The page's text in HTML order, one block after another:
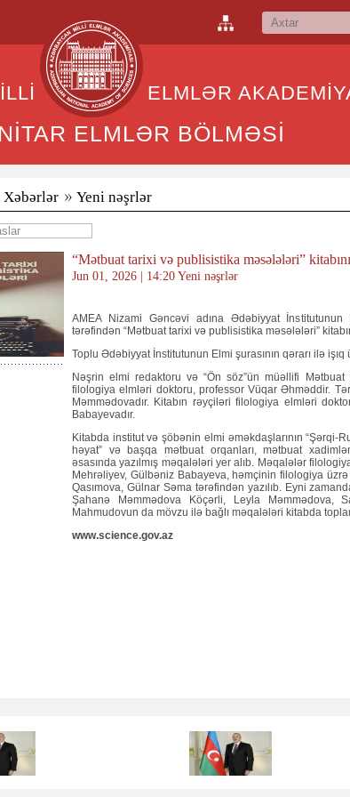
MİLLİ ELMLƏR
ELMLƏR BÖLMƏSİ
Xəbərlər Yeni nəşrlər
“Mətbuat tarixi və publisistika məsələləri”
Jun 01, 2026 | 14:20 Yeni nəşrlər
AMEA Nizami Gəncəvi adına Ədəbiyyat
tərəfindən “Mətbuat tarixi və publisistika məsələləri”
Toplu Ədəbiyyat İnstitutunun Elmi şurasının qərarı ilə işıq
Nəşrin elmi redaktoru və “Ön söz”ün müəllifi
filologiya elmləri doktoru, professor Vüqar Əhməddir.
Məmmədovadır. Kitabın rəyçiləri filologiya elmləri
Babayevadır.
Kitabda institut və şöbənin elmi əməkdaşlarının “Şərqi-
həyat” və başqa mətbuat orqanları, mətbuat
əsasında yazılmış məqalələri yer alıb. Məqalələr
Mehrəliyev, Gülbəniz Babayeva, həmçinin filologiya
Qasımova, Gülnar Səma tərəfindən yazılıb. Eyni
Şahanə Məmmədova Köçərli, Leyla Məmmədova,
Mahmudovun da mövzu ilə bağlı məqalələri kitabda
www.science.gov.az